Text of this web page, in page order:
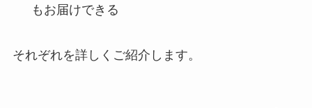
もお届けできる
それぞれを詳しくご紹介します。